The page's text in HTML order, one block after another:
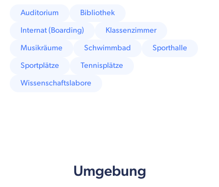
Auditorium
Bibliothek
Internat (Boarding)
Klassenzimmer
Musikräume
Schwimmbad
Sporthalle
Sportplätze
Tennisplätze
Wissenschaftslabore
Umgebung